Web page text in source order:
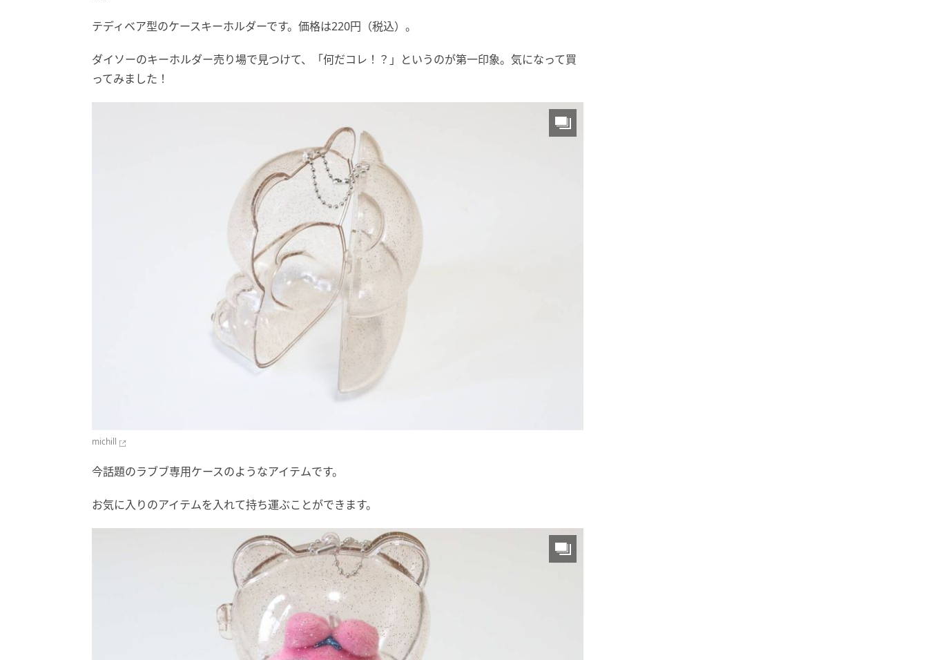
テディベア型のケースキーホルダーです。価格は220円（税込）。
ダイソーのキーホルダー売り場で見つけて、「何だコレ！？」というのが第一印象。気になって買
ってみました！
michill
今話題のラブブ専用ケースのようなアイテムです。
お気に入りのアイテムを入れて持ち運ぶことができます。